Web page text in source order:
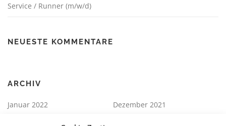
Service / Runner (m/w/d)
NEUESTE KOMMENTARE
ARCHIV
Januar 2022
Dezember 2021